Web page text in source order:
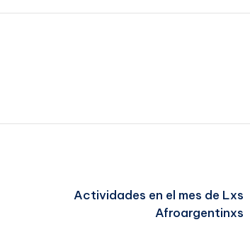
Actividades en el mes de Lxs
Afroargentinxs